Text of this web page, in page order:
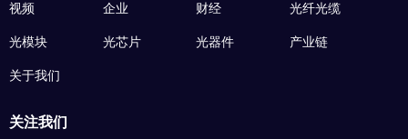
视频 企业 财经 光纤光缆
光模块 光芯片 光器件 产业链
关于我们
关注我们